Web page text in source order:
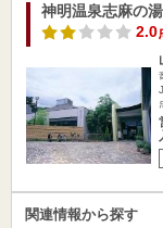
神明温泉志麻の湯
2.0
関連情報から探す